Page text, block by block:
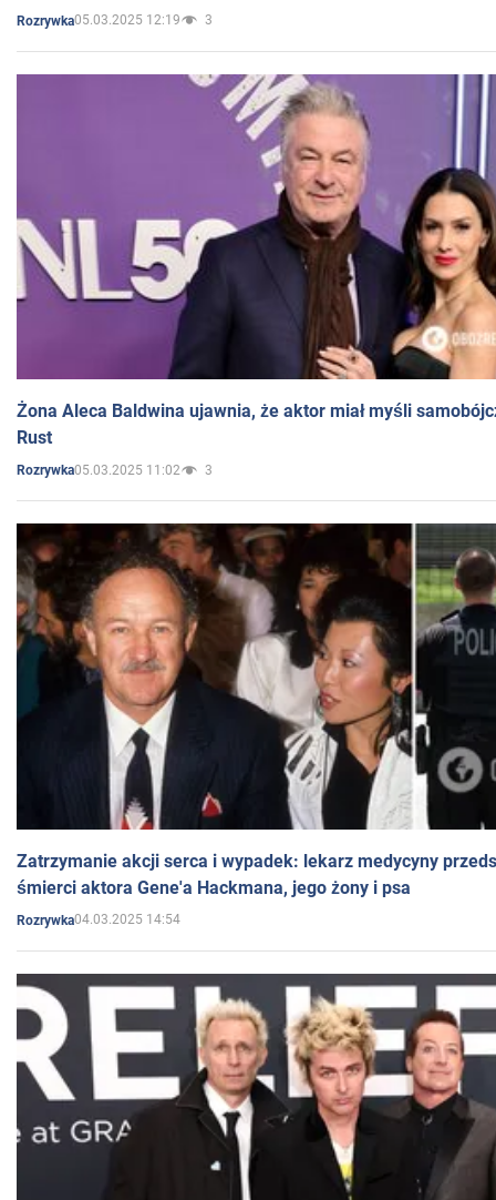
Rozrywka05.03.2025 12:19 3
Żona Aleca Baldwina ujawnia, że aktor miał myśli
Rust
Rozrywka05.03.2025 11:02 3
Zatrzymanie akcji serca i wypadek: lekarz medycyny
śmierci aktora Gene'a Hackmana, jego żony i psa
Rozrywka04.03.2025 14:54